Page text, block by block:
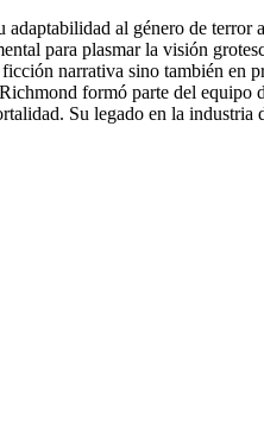
al género de terror
para plasmar la visión
narrativa sino también en
formó parte del equipo
Su legado en la